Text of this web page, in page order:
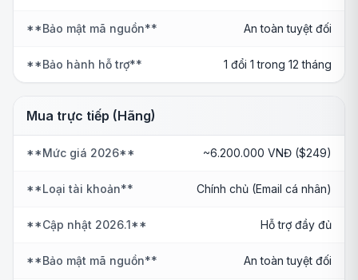
**Bảo mật mã nguồn** An toàn tuyệt đối
**Bảo hành hỗ trợ** 1 đổi 1 trong 12 tháng
Mua trực tiếp (Hãng)
**Mức giá 2026** ~6.200.000 VNĐ ($249)
**Loại tài khoản** Chính chủ (Email cá nhân)
**Cập nhật 2026.1** Hỗ trợ đầy đủ
**Bảo mật mã nguồn** An toàn tuyệt đối